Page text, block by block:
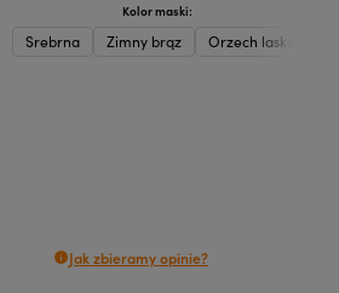
Kolor maski:
Srebrna Zimny brąz Orzech laskowy
Jak zbieramy opinie?